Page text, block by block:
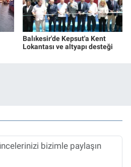
Balıkesir'de Kepsut'a Kent
Lokantası ve altyapı desteği